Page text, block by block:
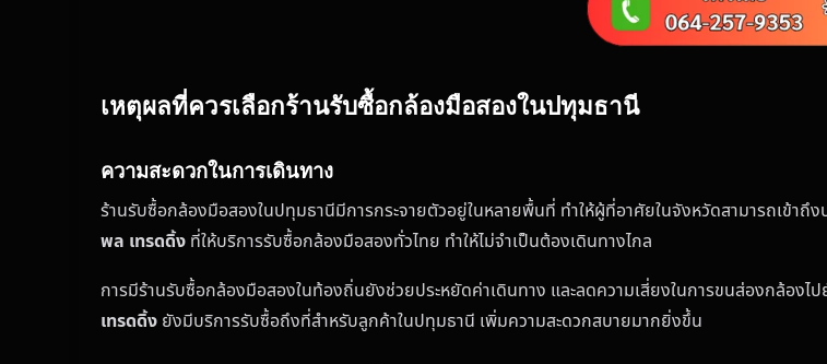
เหตุผลที่ควรเลือกร้านรับซื้อกล้องมือสองในปทุมธานี
ความสะดวกในการเดินทาง
ร้านรับซื้อกล้องมือสองในปทุมธานีมีการกระจายตัวอยู่ในหลายพื้นที่ ทำให้ผู้ที่อาศัยในจังหวัดสามารถเข้าถึง
พล เทรดดิ้ง ที่ให้บริการรับซื้อกล้องมือสองทั่วไทย ทำให้ไม่จำเป็นต้องเดินทางไกล
การมีร้านรับซื้อกล้องมือสองในท้องถิ่นยังช่วยประหยัดค่าเดินทาง และลดความเสี่ยงในการขนส่องกล้องไ
เทรดดิ้ง ยังมีบริการรับซื้อถึงที่สำหรับลูกค้าในปทุมธานี เพิ่มความสะดวกสบายมากยิ่งขึ้น